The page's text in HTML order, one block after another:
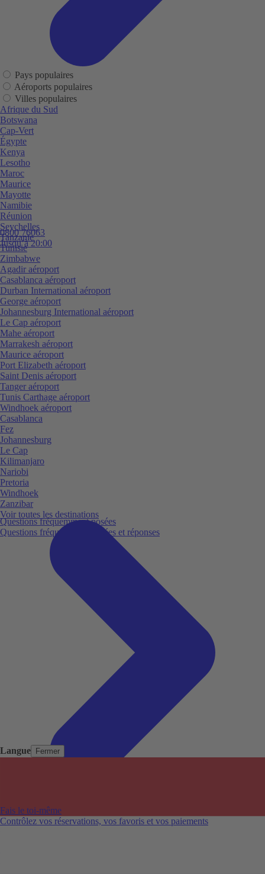
Langue Fermer
0800 76063
Jusqu’à 20:00
Questions fréquemment posées
Questions fréquemment posées et réponses
Fais le toi-même
Contrôlez vos réservations, vos favoris et vos paiements
Pays populaires
Aéroports populaires
Villes populaires
Afrique du Sud
Botswana
Cap-Vert
Égypte
Kenya
Lesotho
Maroc
Maurice
Mayotte
Namibie
Réunion
Seychelles
Tanzanie
Tunisie
Zimbabwe
Agadir aéroport
Casablanca aéroport
Durban International aéroport
George aéroport
Johannesburg International aéroport
Le Cap aéroport
Mahe aéroport
Marrakesh aéroport
Maurice aéroport
Port Elizabeth aéroport
Saint Denis aéroport
Tanger aéroport
Tunis Carthage aéroport
Windhoek aéroport
Casablanca
Fez
Johannesburg
Le Cap
Kilimanjaro
Nariobi
Pretoria
Windhoek
Zanzibar
Voir toutes les destinations
Aéroports populaires
Villes populaires
Australie